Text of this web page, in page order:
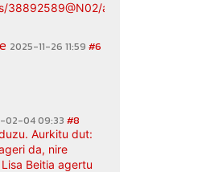
38892589@N02/albums/
2025-11-26 11:59 #6
02-04 09:33 #8
Aurkitu dut:
da, nire
Beitia agertu